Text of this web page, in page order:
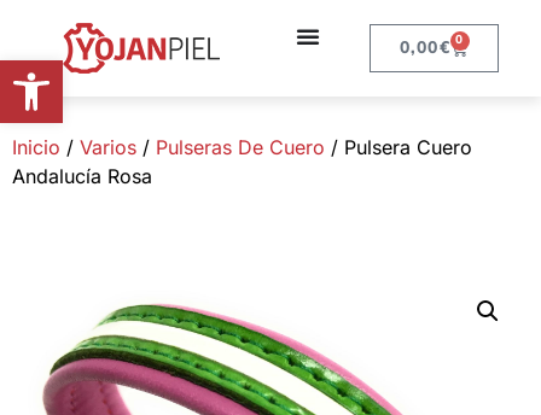
Abrir barra de herramientas 0,00€ 0
Inicio / Varios / Pulseras De Cuero / Pulsera Cuero
Andalucía Rosa